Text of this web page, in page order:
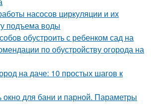
насосов циркуляции и их
подъема воды
обустроить с ребенком сад на
по обустройству огорода на
на даче: 10 простых шагов к
окно для бани и парной. Параметры